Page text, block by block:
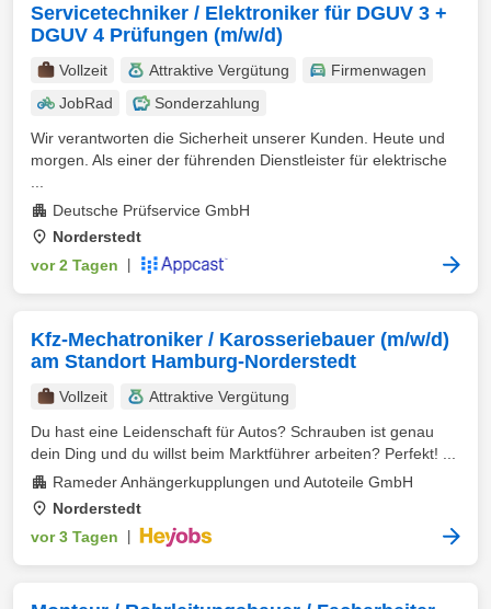
Servicetechniker / Elektroniker für DGUV 3 +
DGUV 4 Prüfungen (m/w/d)
Vollzeit Attraktive Vergütung
Firmenwagen
JobRad
Sonderzahlung
Wir verantworten die Sicherheit unserer Kunden. Heute und
morgen. Als einer der führenden Dienstleister für elektrische
Deutsche Prüfservice GmbH
Norderstedt
vor 2 Tagen
Kfz-Mechatroniker / Karosseriebauer (m/w/d)
am Standort Hamburg-Norderstedt
Vollzeit
Attraktive Vergütung
Du hast eine Leidenschaft für Autos? Schrauben ist genau
dein Ding und du willst beim Marktführer arbeiten? Perfekt! ...
Rameder Anhängerkupplungen und Autoteile GmbH
Norderstedt
vor 3 Tagen